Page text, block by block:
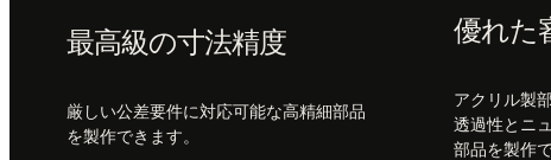
最高級の寸法精度
厳しい公差要件に対応可能な高精細部品
を製作できます。
優れた
アクリル製
透過性とニ
部品を製作